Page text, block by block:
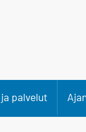
palvelut